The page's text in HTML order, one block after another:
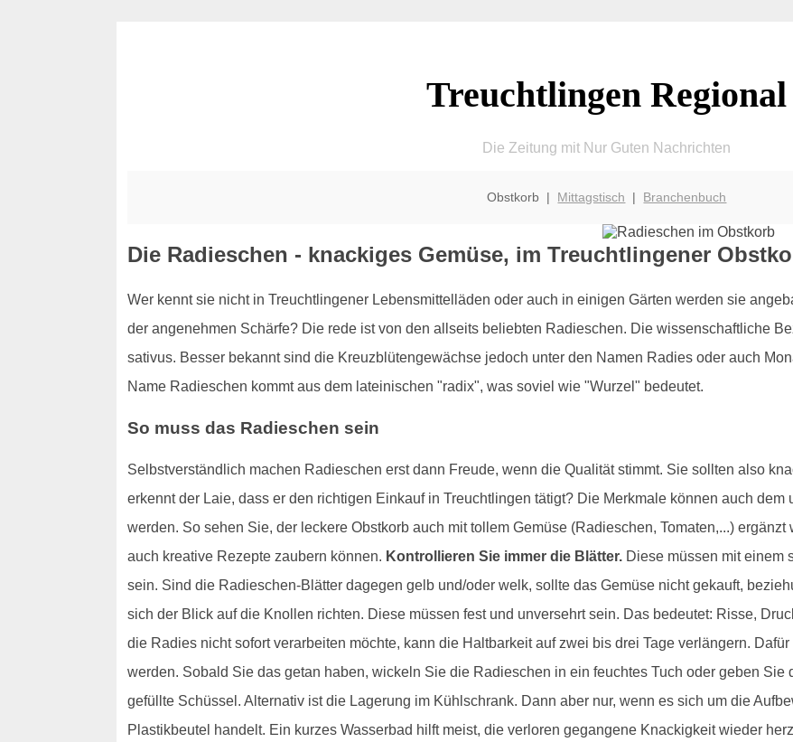
Treuchtlingen Regional
Die Zeitung mit Nur Guten Nachrichten
Obstkorb | Mittagstisch | Branchenbuch
Die Radieschen - knackiges Gemüse, im Treuchtlingener
Wer kennt sie nicht in Treuchtlingener Lebensmittelläden oder auch in einigen Gärten werden sie
der angenehmen Schärfe? Die rede ist von den allseits beliebten Radieschen. Die wissenschaftliche
sativus. Besser bekannt sind die Kreuzblütengewächse jedoch unter den Namen Radies oder auch
Name Radieschen kommt aus dem lateinischen "radix", was soviel wie "Wurzel" bedeutet.
So muss das Radieschen sein
Selbstverständlich machen Radieschen erst dann Freude, wenn die Qualität stimmt. Sie sollten also
erkennt der Laie, dass er den richtigen Einkauf in Treuchtlingen tätigt? Die Merkmale können auch
werden. So sehen Sie, der leckere Obstkorb auch mit tollem Gemüse (Radieschen, Tomaten,...)
auch kreative Rezepte zaubern können. Kontrollieren Sie immer die Blätter.Diese müssen mit einem
sein. Sind die Radieschen-Blätter dagegen gelb und/oder welk, sollte das Gemüse nicht gekauft,
sich der Blick auf die Knollen richten. Diese müssen fest und unversehrt sein. Das bedeutet: Risse,
die Radies nicht sofort verarbeiten möchte, kann die Haltbarkeit auf zwei bis drei Tage verlängern.
werden. Sobald Sie das getan haben, wickeln Sie die Radieschen in ein feuchtes Tuch oder geben Sie
gefüllte Schüssel. Alternativ ist die Lagerung im Kühlschrank. Dann aber nur, wenn es sich um die
Plastikbeutel handelt. Ein kurzes Wasserbad hilft meist, die verloren gegangene Knackigkeit wieder